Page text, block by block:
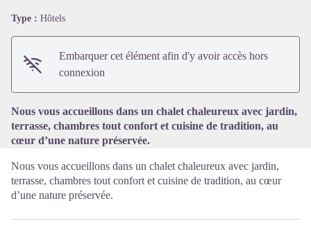
Voir l'image en plein écran
Type : Hôtels
Embarquer cet élément afin d'y avoir accès hors
connexion
Nous vous accueillons dans un chalet chaleureux avec jardin,
terrasse, chambres tout confort et cuisine de tradition, au
cœur d’une nature préservée.
Nous vous accueillons dans un chalet chaleureux avec jardin,
terrasse, chambres tout confort et cuisine de tradition, au cœur
d’une nature préservée.